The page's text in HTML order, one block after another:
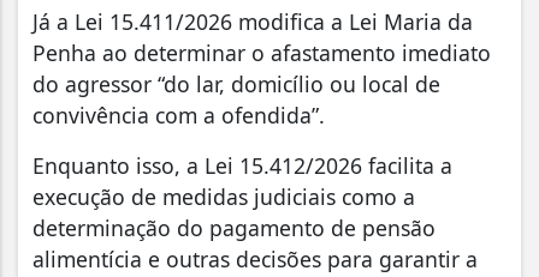
Já a Lei 15.411/2026 modifica a Lei Maria da
Penha ao determinar o afastamento imediato
do agressor “do lar, domicílio ou local de
convivência com a ofendida”.
Enquanto isso, a Lei 15.412/2026 facilita a
execução de medidas judiciais como a
determinação do pagamento de pensão
alimentícia e outras decisões para garantir a